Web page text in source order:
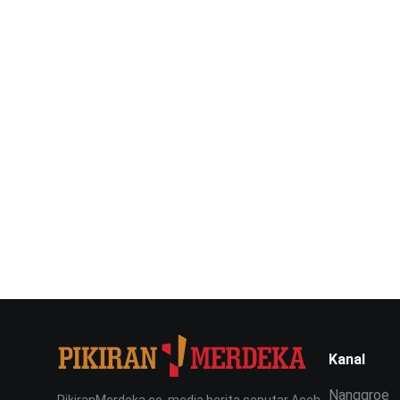
Kanal
Nanggroe